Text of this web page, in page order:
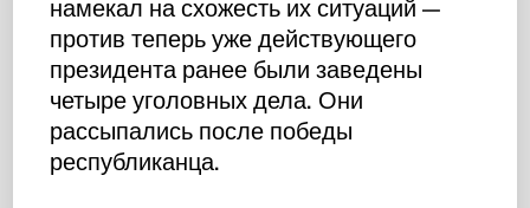
намекал на схожесть их ситуаций —
против теперь уже действующего
президента ранее были заведены
четыре уголовных дела. Они
рассыпались после победы
республиканца.